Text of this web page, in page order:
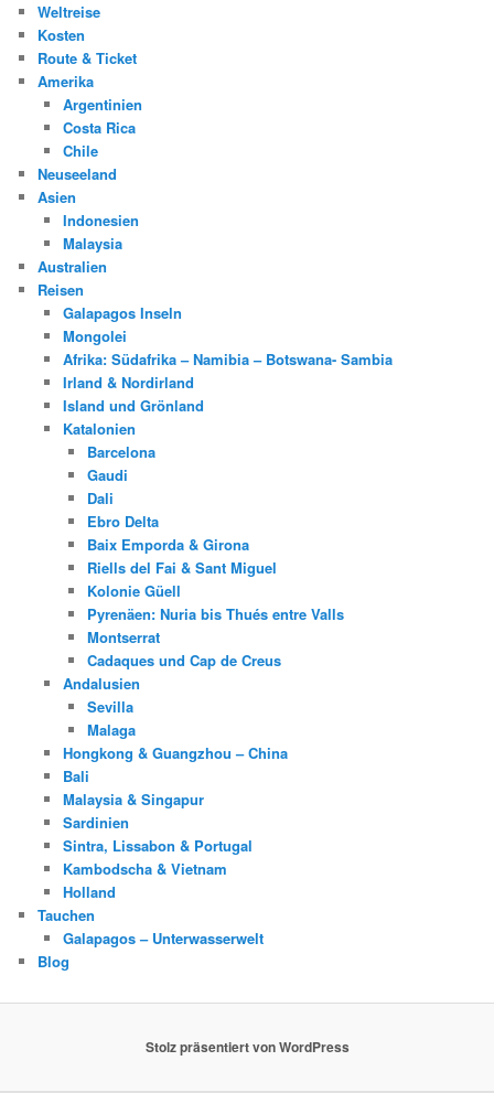
Weltreise
Kosten
Route & Ticket
Amerika
Argentinien
Costa Rica
Chile
Neuseeland
Asien
Indonesien
Malaysia
Australien
Reisen
Galapagos Inseln
Mongolei
Afrika: Südafrika – Namibia – Botswana- Sambia
Irland & Nordirland
Island und Grönland
Katalonien
Barcelona
Gaudi
Dali
Ebro Delta
Baix Emporda & Girona
Riells del Fai & Sant Miguel
Kolonie Güell
Pyrenäen: Nuria bis Thués entre Valls
Montserrat
Cadaques und Cap de Creus
Andalusien
Sevilla
Malaga
Hongkong & Guangzhou – China
Bali
Malaysia & Singapur
Sardinien
Sintra, Lissabon & Portugal
Kambodscha & Vietnam
Holland
Tauchen
Galapagos – Unterwasserwelt
Blog
Stolz präsentiert von WordPress